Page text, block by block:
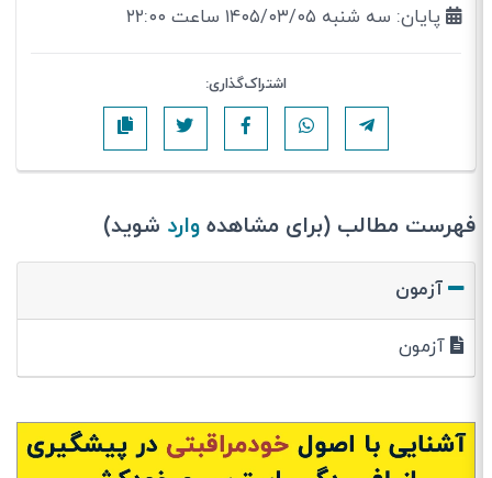
پایان: سه شنبه ۱۴۰۵/۰۳/۰۵ ساعت ۲۲:۰۰
اشتراک‌گذاری:
فهرست مطالب (برای مشاهدهواردشوید)
آزمون
آزمون